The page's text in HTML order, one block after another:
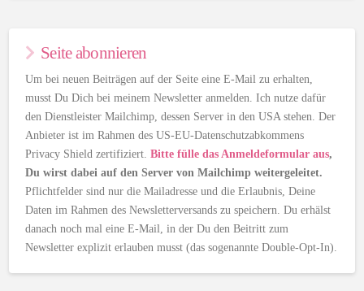
Seite abonnieren
Um bei neuen Beiträgen auf der Seite eine E-Mail zu erhalten,
musst Du Dich bei meinem Newsletter anmelden. Ich nutze dafür
den Dienstleister Mailchimp, dessen Server in den USA stehen. Der
Anbieter ist im Rahmen des US-EU-Datenschutzabkommens
Privacy Shield zertifiziert.Bitte fülle das Anmeldeformular aus,
Du wirst dabei auf den Server von Mailchimp weitergeleitet.
Pflichtfelder sind nur die Mailadresse und die Erlaubnis, Deine
Daten im Rahmen des Newsletterversands zu speichern. Du erhälst
danach noch mal eine E-Mail, in der Du den Beitritt zum
Newsletter explizit erlauben musst (das sogenannte Double-Opt-In).